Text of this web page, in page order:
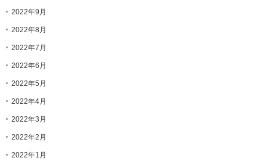
2022年9月
2022年8月
2022年7月
2022年6月
2022年5月
2022年4月
2022年3月
2022年2月
2022年1月